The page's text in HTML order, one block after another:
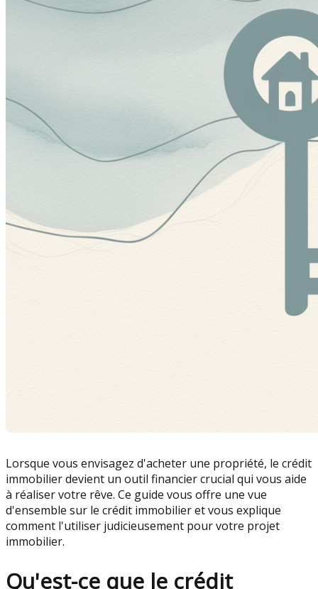
Lorsque vous envisagez d'acheter une propriété, le crédit
immobilier devient un outil financier crucial qui vous aide
à réaliser votre rêve. Ce guide vous offre une vue
d'ensemble sur le crédit immobilier et vous explique
comment l'utiliser judicieusement pour votre projet
immobilier.
Qu'est-ce que le crédit